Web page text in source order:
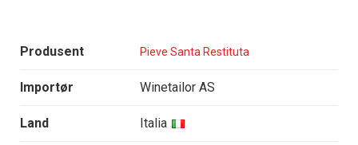
Produsent Pieve Santa Restituta
Importør Winetailor AS
Land Italia